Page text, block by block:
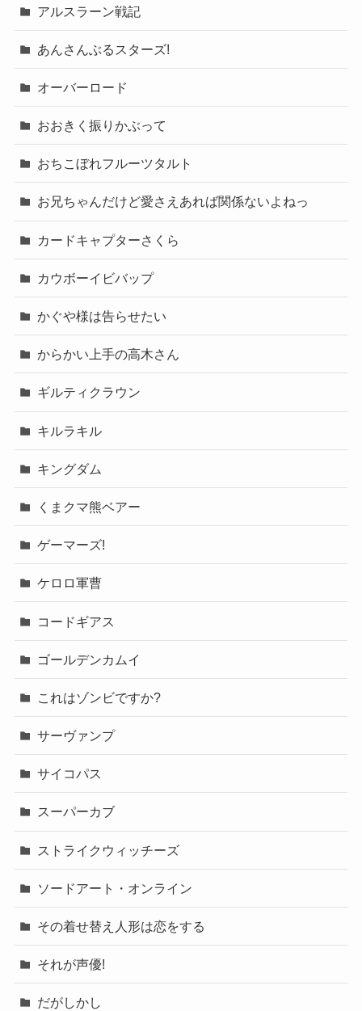
アルスラーン戦記
あんさんぶるスターズ!
オーバーロード
おおきく振りかぶって
おちこぼれフルーツタルト
お兄ちゃんだけど愛さえあれば関係ないよねっ
カードキャプターさくら
カウボーイビバップ
かぐや様は告らせたい
からかい上手の高木さん
ギルティクラウン
キルラキル
キングダム
くまクマ熊ベアー
ゲーマーズ!
ケロロ軍曹
コードギアス
ゴールデンカムイ
これはゾンビですか?
サーヴァンプ
サイコパス
スーパーカブ
ストライクウィッチーズ
ソードアート・オンライン
その着せ替え人形は恋をする
それが声優!
だがしかし